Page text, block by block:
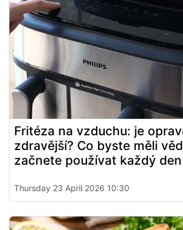
Fritéza na vzduchu: je
zdravější? Co byste měli
začnete používat každý den
Thursday 23 April 2026 10:30